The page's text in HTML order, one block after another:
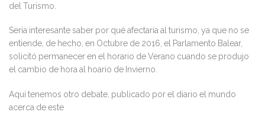
del Turismo.
Sería interesante saber por qué afectaría al turismo, ya que no se
entiende, de hecho, en Octubre de 2016, el Parlamento Balear,
solicitó permanecer en el horario de Verano cuando se produjo
el cambio de hora al hoario de Invierno.
Aquí tenemos otro debate, publicado por el diario el mundo
acerca de este